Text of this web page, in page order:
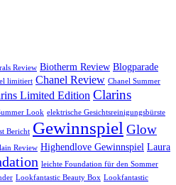
Review Biotherm Review Blogparade
limitiert Chanel Review Chanel Summer
Limited Edition Clarins
Look elektrische Gesichtsreinigungsbürste
Bericht Gewinnspiel Glow
Review Highendlove Gewinnspiel Laura
leichte Foundation für den Sommer
Lookfantastic Beauty Box Lookfantastic